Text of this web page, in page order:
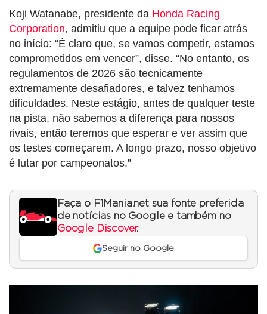
Koji Watanabe, presidente da Honda Racing
Corporation, admitiu que a equipe pode ficar atrás
no início: “É claro que, se vamos competir, estamos
comprometidos em vencer”, disse. “No entanto, os
regulamentos de 2026 são tecnicamente
extremamente desafiadores, e talvez tenhamos
dificuldades. Neste estágio, antes de qualquer teste
na pista, não sabemos a diferença para nossos
rivais, então teremos que esperar e ver assim que
os testes começarem. A longo prazo, nosso objetivo
é lutar por campeonatos.”
Faça o F1Mania.net sua fonte preferida
de notícias no Google e também no
Google Discover.
Seguir no Google